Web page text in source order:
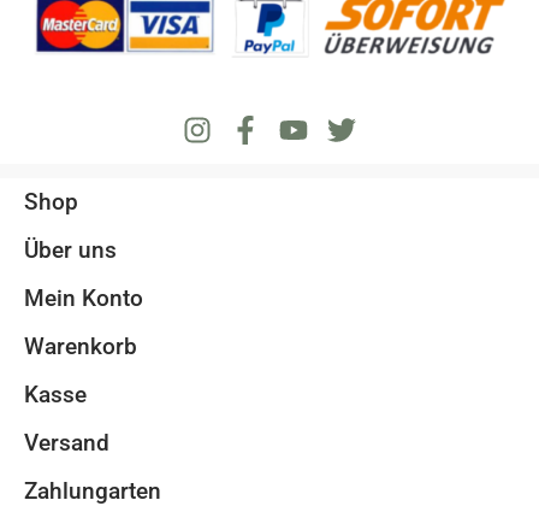
Shop
Über uns
Mein Konto
Warenkorb
Kasse
Versand
Zahlungarten